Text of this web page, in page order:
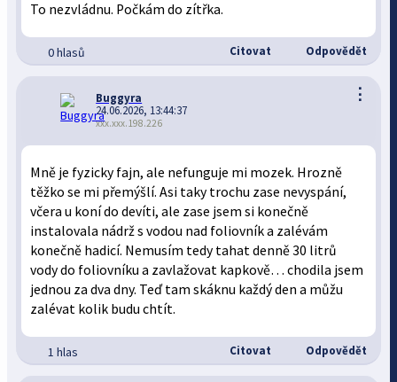
To nezvládnu. Počkám do zítřka.
0 hlasů Citovat Odpovědět
⋮
Buggyra
24.06.2026, 13:44:37
xxx.xxx.198.226
Mně je fyzicky fajn, ale nefunguje mi mozek. Hrozně
těžko se mi přemýšlí. Asi taky trochu zase nevyspání,
včera u koní do devíti, ale zase jsem si konečně
instalovala nádrž s vodou nad foliovník a zalévám
konečně hadicí. Nemusím tedy tahat denně 30 litrů
vody do foliovníku a zavlažovat kapkově… chodila jsem
jednou za dva dny. Teď tam skáknu každý den a můžu
zalévat kolik budu chtít.
1 hlas Citovat Odpovědět